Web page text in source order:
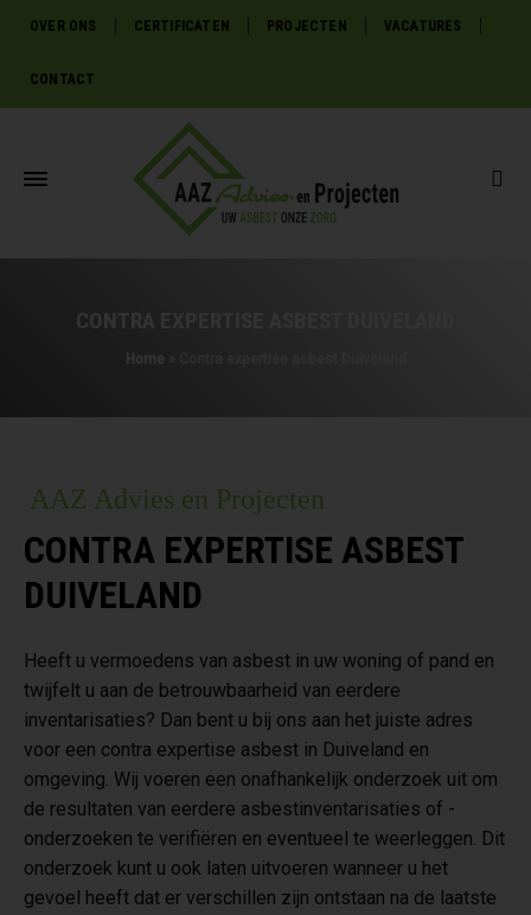
OVER ONS CERTIFICATEN PROJECTEN VACATURES
CONTACT
CONTRA EXPERTISE ASBEST DUIVELAND
Home
AAZ Advies en Projecten
CONTRA EXPERTISE ASBEST
DUIVELAND
Heeft u vermoedens van asbest in uw woning of pand en
twijfelt u aan de betrouwbaarheid van eerdere
inventarisaties? Dan bent u bij ons aan het juiste adres
voor een contra expertise asbest in Duiveland en
omgeving. Wij voeren een onafhankelijk onderzoek uit om
de resultaten van eerdere asbestinventarisaties of -
onderzoeken te verifiëren en eventueel te weerleggen. Dit
onderzoek kunt u ook laten uitvoeren wanneer u het
gevoel heeft dat er verschillen zijn ontstaan na de laatste